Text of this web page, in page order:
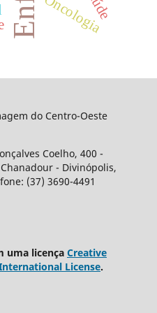
Oncologia
do Centro-Oeste
Coelho, 400 -
- Divinópolis,
(37) 3690-4491
uma licença Creative
License.